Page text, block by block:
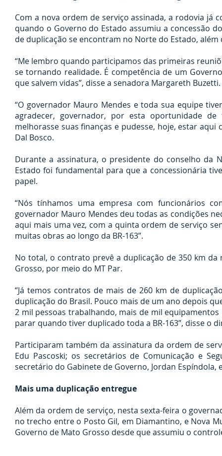
Com a nova ordem de serviço assinada, a rodovia já
quando o Governo do Estado assumiu a concessão
de duplicação se encontram no Norte do Estado,
“Me lembro quando participamos das primeiras
se tornando realidade. É competência de um
que salvem vidas”, disse a senadora Margareth Buzetti.
“O governador Mauro Mendes e toda sua equipe
agradecer, governador, por esta oportunidade
melhorasse suas finanças e pudesse, hoje, estar
Dal Bosco.
Durante a assinatura, o presidente do conselho da
Estado foi fundamental para que a concessionária
papel.
“Nós tínhamos uma empresa com funcionários
governador Mauro Mendes deu todas as condições
aqui mais uma vez, com a quinta ordem de serviço
muitas obras ao longo da BR-163”.
No total, o contrato prevê a duplicação de 350 km
Grosso, por meio do MT Par.
“Já temos contratos de mais de 260 km de
duplicação do Brasil. Pouco mais de um ano depois
2 mil pessoas trabalhando, mais de mil
parar quando tiver duplicado toda a BR-163”, disse o
Participaram também da assinatura da ordem de
Edu Pascoski; os secretários de Comunicação e
secretário do Gabinete de Governo, Jordan Espíndola,
Mais uma duplicação entregue
Além da ordem de serviço, nesta sexta-feira o
no trecho entre o Posto Gil, em Diamantino, e Nova
Governo de Mato Grosso desde que assumiu o